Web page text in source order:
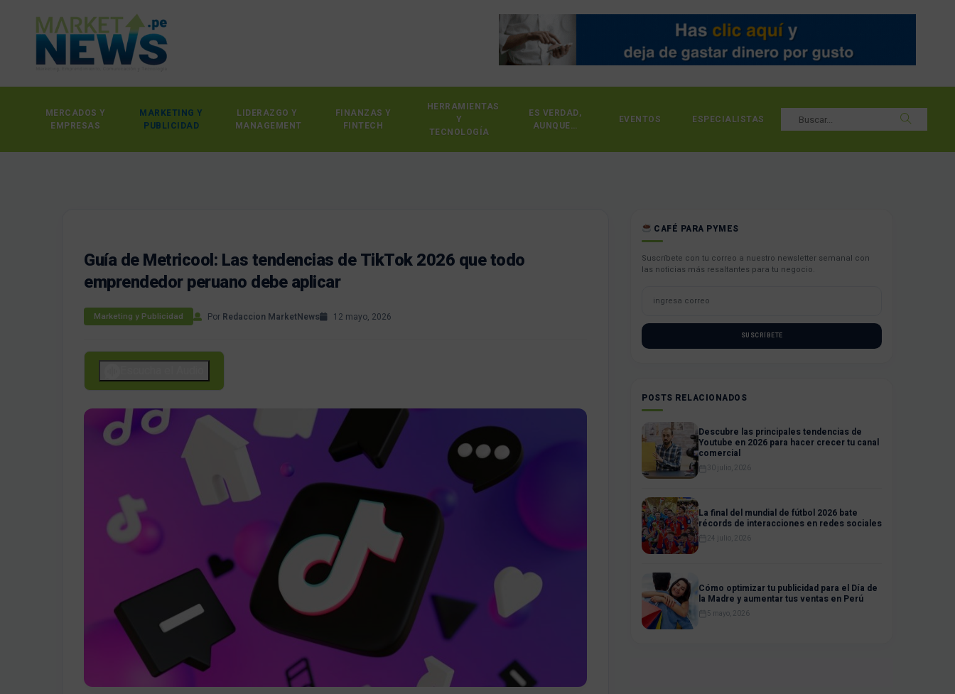
MERCADOS Y
EMPRESAS
MARKETING Y
PUBLICIDAD
LIDERAZGO Y
MANAGEMENT
FINANZAS Y
FINTECH
HERRAMIENTAS
Y
TECNOLOGÍA
ES VERDAD,
AUNQUE…
EVENTOS ESPECIALISTAS
Guía de Metricool: Las tendencias de TikTok 2026 que todo
emprendedor peruano debe aplicar
Marketing y Publicidad Por Redaccion MarketNews 12 mayo, 2026
CAFÉ PARA PYMES
Suscríbete con tu correo a nuestro newsletter semanal con
las noticias más resaltantes para tu negocio.
SUSCRÍBETE
POSTS RELACIONADOS
Descubre las principales tendencias de
Youtube en 2026 para hacer crecer tu canal
comercial
30 julio, 2026
La final del mundial de fútbol 2026 bate
récords de interacciones en redes sociales
24 julio, 2026
Cómo optimizar tu publicidad para el Día de
la Madre y aumentar tus ventas en Perú
5 mayo, 2026